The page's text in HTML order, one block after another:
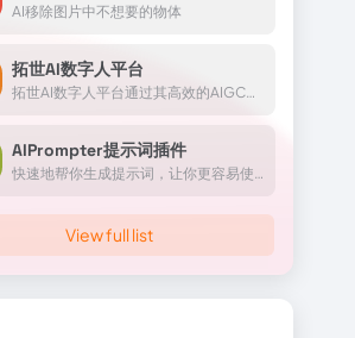
AI移除图片中不想要的物体
拓世AI数字人平台
拓世AI数字人平台通过其高效的AIGC技术和用户友好的操作界面，为用户提供了一个创新的数字人视频制作和IP打造解决方案。
AIPrompter提示词插件
快速地帮你生成提示词，让你更容易使用AIGC产品
View full list